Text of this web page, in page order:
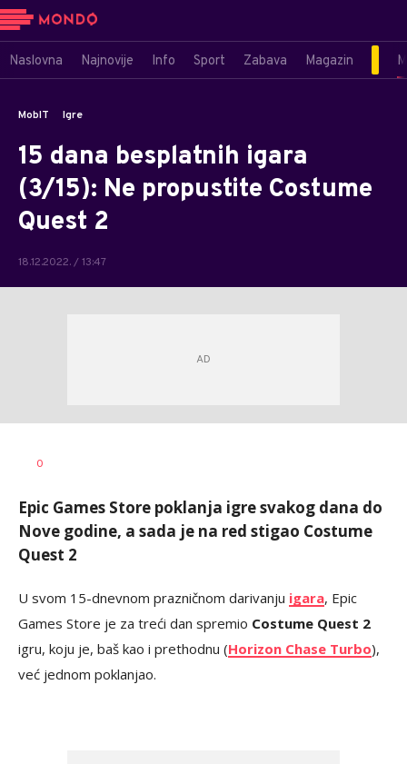
Naslovna Najnovije Info Sport Zabava Magazin
MobIT Igre
15 dana besplatnih igara
(3/15): Ne propustite Costume
Quest 2
18.12.2022. / 13:47
AUTOR
0
Epic Games Store poklanja igre svakog dana do
Nove godine, a sada je na red stigao Costume
Quest 2
U svom 15-dnevnom prazničnom darivanju igara, Epic
Games Store je za treći dan spremio Costume Quest 2
igru, koju je, baš kao i prethodnu (Horizon Chase Turbo),
već jednom poklanjao.